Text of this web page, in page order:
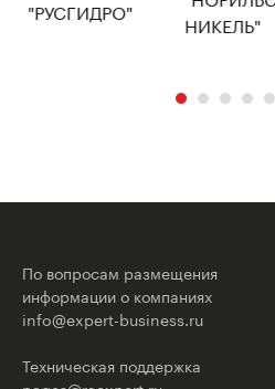
По вопросам размещения
информации о компаниях
info@expert-business.ru
Техническая поддержка